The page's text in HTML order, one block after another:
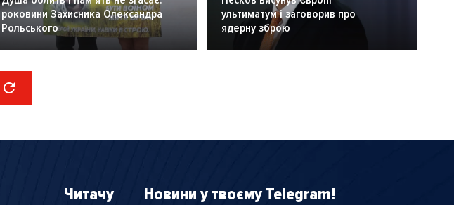
роковини Захисника Олександра
Рольського
ультиматум і заговорив про
ядерну зброю
Читачу Новини у твоєму Telegram!